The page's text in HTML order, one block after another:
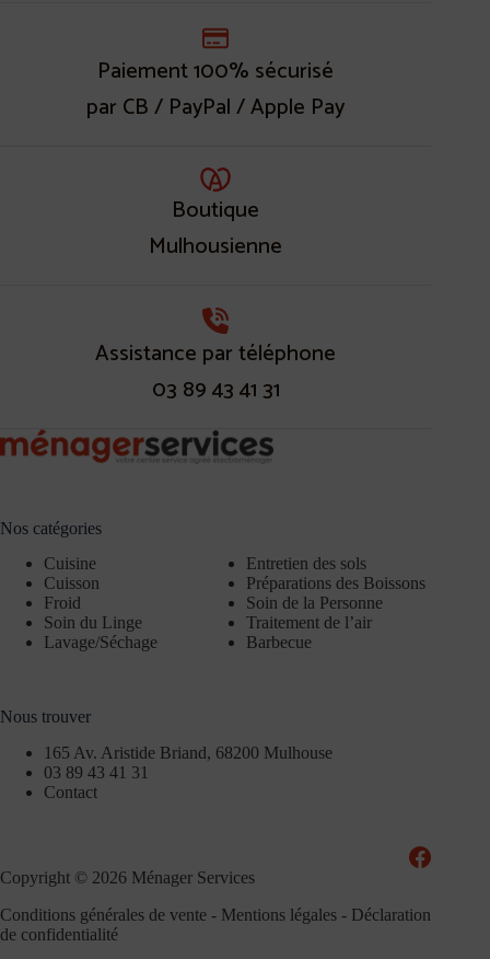
Paiement 100% sécurisé
par CB / PayPal / Apple Pay
Boutique
Mulhousienne
Assistance par téléphone
03 89 43 41 31
Nos catégories
Cuisine
Cuisson
Froid
Soin du Linge
Lavage/Séchage
Entretien des sols
Préparations des Boissons
Soin de la Personne
Traitement de l’air
Barbecue
Nous trouver
165 Av. Aristide Briand, 68200 Mulhouse
03 89 43 41 31
Contact
Copyright © 2026 Ménager Services
Conditions générales de vente - Mentions légales - Déclaration
de confidentialité